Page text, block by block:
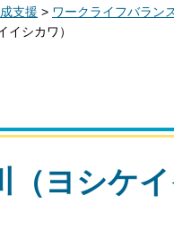
支援 > ワークライフバラン
イシカワ）
ヨシケイ